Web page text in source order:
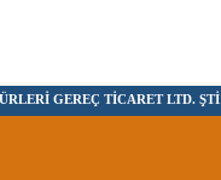
GEREÇ TİCARET LTD. ŞTİ